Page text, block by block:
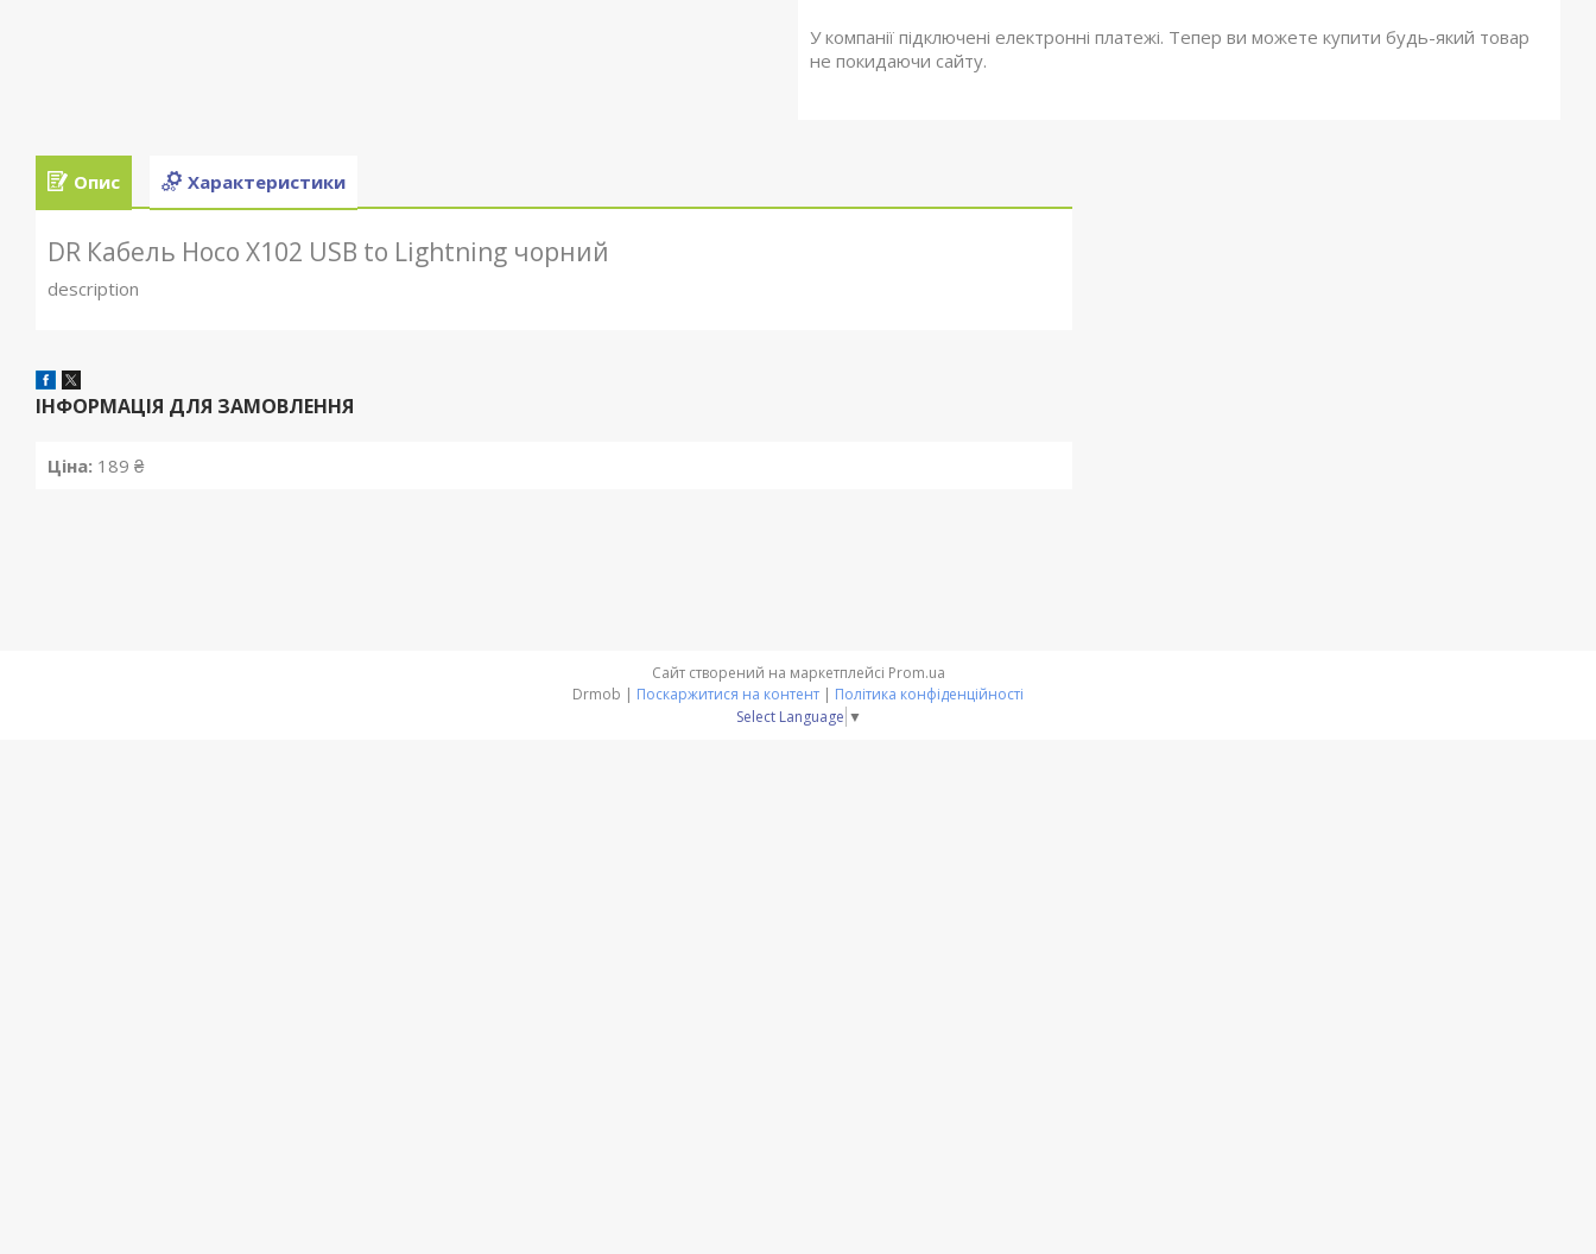
У компанії підключені електронні платежі. Тепер ви можете купити будь-який товар
не покидаючи сайту.
Опис Характеристики
DR Кабель Hoco X102 USB to Lightning чорний
description
ІНФОРМАЦІЯ ДЛЯ ЗАМОВЛЕННЯ
Ціна: 189 ₴
Сайт створений на маркетплейсі Prom.ua
Поскаржитися на контент
Політика конфіденційності
Select Language ▼